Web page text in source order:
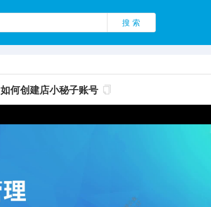
搜 索
如何创建店小秘子账号